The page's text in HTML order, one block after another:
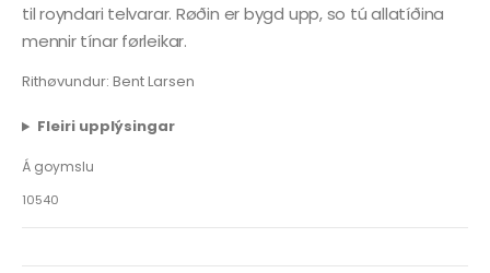
til royndari telvarar. Røðin er bygd upp, so tú allatíðina
mennir tínar førleikar.
Rithøvundur: Bent Larsen
Fleiri upplýsingar
Á goymslu
10540